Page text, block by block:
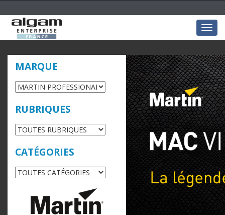
MARQUE
RUBRIQUES
CATÉGORIES